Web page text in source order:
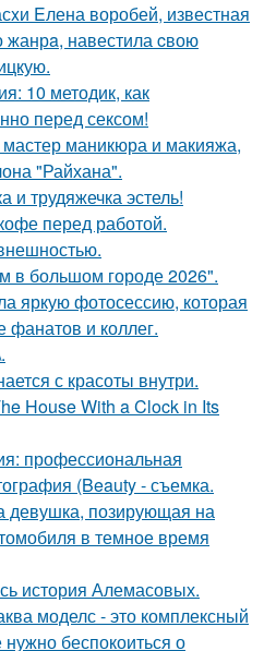
Eлена воробей, известная
жанрa, навестила cвою
10 методик, как
перед сексом!
маникюра и макияжа,
"Райхана".
и трудяжечка эстель!
перед работой.
в большом городе 2026".
яркую фотосессию, которая
фанатов и коллег.
с красоты внутри.
House With a Clock in Its
профессиональная
(Beauty - съемка.
девушка, позирующая на
в темное время
история Алемасовых.
моделс - это комплексный
беспокоиться о